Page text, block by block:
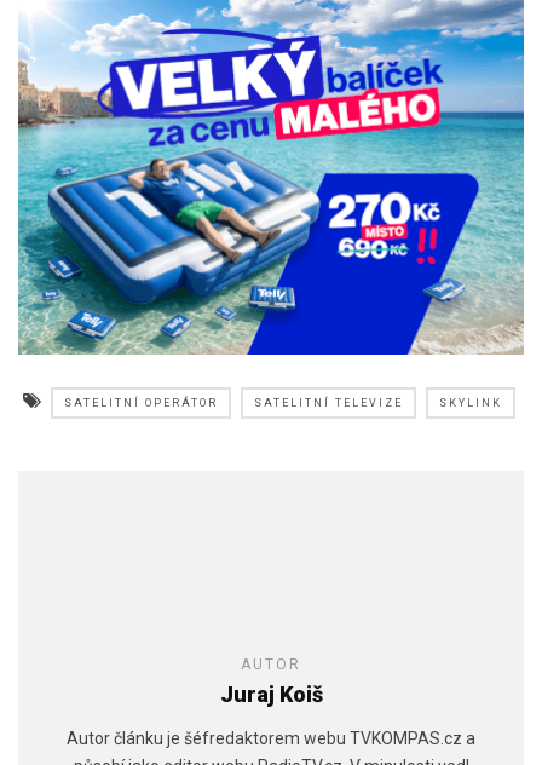
SATELITNÍ OPERÁTOR SATELITNÍ TELEVIZE SKYLINK
AUTOR
Juraj Koiš
Autor článku je šéfredaktorem webu TVKOMPAS.cz a